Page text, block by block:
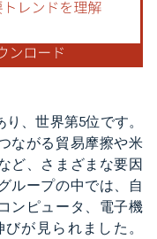
、世界第5位です。
ながる貿易摩擦や米
ど、さまざまな要因
ループの中では、自
ンピュータ、電子機
が見られました。